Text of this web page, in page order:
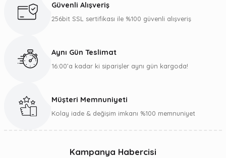
Güvenli Alışveriş
256bit SSL sertifikası ile %100 güvenli alışveriş
Aynı Gün Teslimat
16:00’a kadar ki siparişler aynı gün kargoda!
Müşteri Memnuniyeti
Kolay iade & değişim imkanı %100 memnuniyet
Kampanya Habercisi